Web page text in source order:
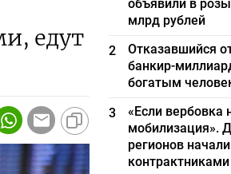
едут
объявили в
млрд рублей
2
Отказавшийся
банкир-
богатым
3
«Если вербовка
мобилизация».
регионов
контрактниками